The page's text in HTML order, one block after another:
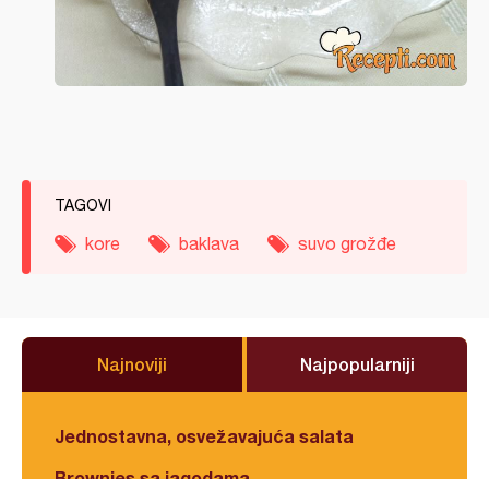
TAGOVI
kore baklava suvo grožđe
Najnoviji Najpopularniji
Jednostavna, osvežavajuća salata